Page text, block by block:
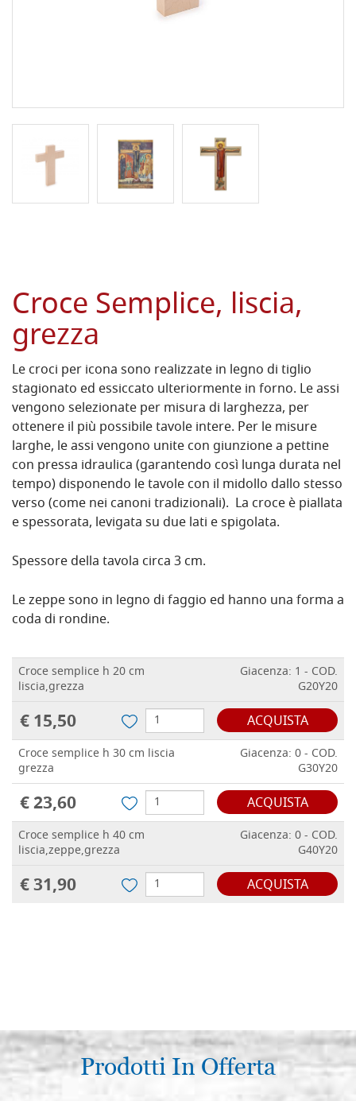
Croce Semplice, liscia,
grezza
Le croci per icona sono realizzate in legno di tiglio
stagionato ed essiccato ulteriormente in forno. Le assi
vengono selezionate per misura di larghezza, per
ottenere il più possibile tavole intere. Per le misure
larghe, le assi vengono unite con giunzione a pettine
con pressa idraulica (garantendo così lunga durata nel
tempo) disponendo le tavole con il midollo dallo stesso
verso (come nei canoni tradizionali). La croce è piallata
e spessorata, levigata su due lati e spigolata.
Spessore della tavola circa 3 cm.
Le zeppe sono in legno di faggio ed hanno una forma a
coda di rondine.
Croce semplice h 20 cm
liscia,grezza
Giacenza: 1 - COD.
G20Y20
€ 15,50 ACQUISTA
Croce semplice h 30 cm liscia
grezza
Giacenza: 0 - COD.
G30Y20
€ 23,60 ACQUISTA
Croce semplice h 40 cm
liscia,zeppe,grezza
Giacenza: 0 - COD.
G40Y20
€ 31,90 ACQUISTA
Prodotti In Offerta